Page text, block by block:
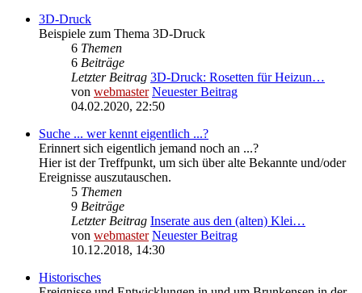
3D-Druck
Beispiele zum Thema 3D-Druck
6 Themen
6 Beiträge
Letzter Beitrag 3D-Druck: Rosetten für Heizun…
von webmaster Neuester Beitrag
04.02.2020, 22:50
Suche ... wer kennt eigentlich ...?
Erinnert sich eigentlich jemand noch an ...?
Hier ist der Treffpunkt, um sich über alte Bekannte und/oder
Ereignisse auszutauschen.
5 Themen
9 Beiträge
Letzter Beitrag Inserate aus den (alten) Klei…
von webmaster Neuester Beitrag
10.12.2018, 14:30
Historisches